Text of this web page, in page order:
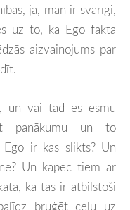
jā, man ir svarīgi,
uz to, ka Ego fakta
aizvainojums par
un vai tad es esmu
panākumu un to
ir kas slikts? Un
Un kāpēc tiem ar
ka tas ir atbilstoši
bruģēt ceļu uz